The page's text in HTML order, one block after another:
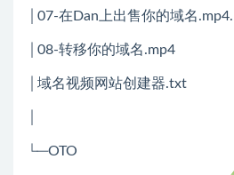
│07-在Dan上出售你的域名
│08-转移你的域名.mp4
│域名视频网站创建器.txt
└─OTO